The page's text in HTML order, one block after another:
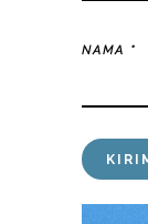
NAMA *